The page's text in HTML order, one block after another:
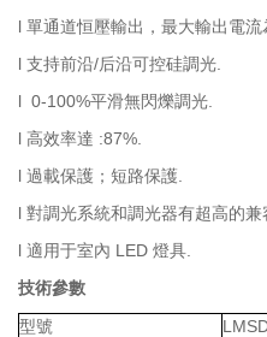
l 單通道恒壓輸出，最大輸出電流
l 支持前沿/后沿可控硅調光.
l 0-100%平滑無閃爍調光.
l 高效率達 :87%.
l 過載保護；短路保護.
l 對調光系統和調光器有超高的兼
l 適用于室內 LED 燈具.
技術參數
型號